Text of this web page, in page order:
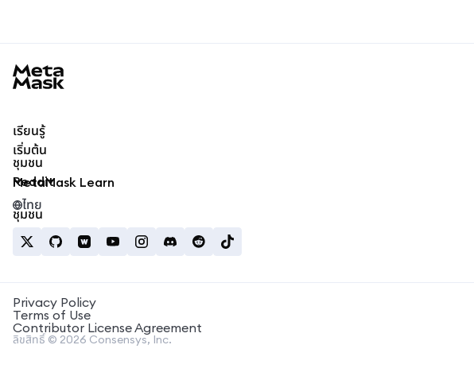
เรียนรู้
เริ่มต้น
MetaMask Learn
ชุมชน
Reddit
ชุมชน
ไทย
Privacy Policy
Terms of Use
Contributor License Agreement
ลิขสิทธิ์ © 2026 Consensys, Inc.